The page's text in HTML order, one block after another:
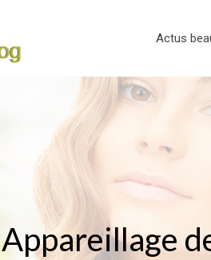
Actus
Appareillage